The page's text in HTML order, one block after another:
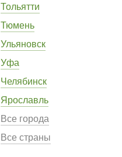
Тольятти
Тюмень
Ульяновск
Уфа
Челябинск
Ярославль
Все города
Все страны